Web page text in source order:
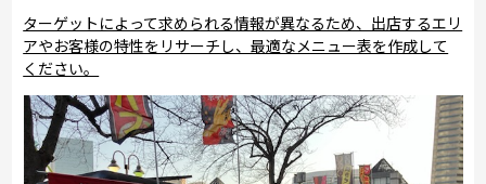
ターゲットによって求められる情報が異なるため、出店するエリ
アやお客様の特性をリサーチし、最適なメニュー表を作成して
ください。